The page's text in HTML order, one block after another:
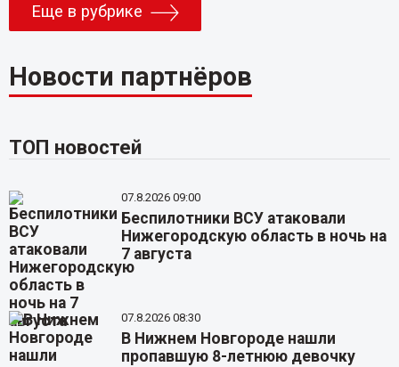
Еще в рубрике
Новости партнёров
ТОП новостей
07.8.2026 09:00
Беспилотники ВСУ атаковали
Нижегородскую область в ночь на
7 августа
07.8.2026 08:30
В Нижнем Новгороде нашли
пропавшую 8-летнюю девочку